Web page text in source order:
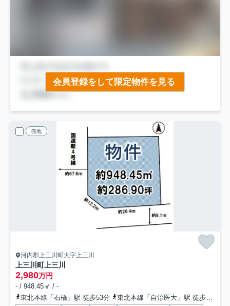
会員登録をして限定物件を見る
売地
河内郡上三川町大字上三川
上三川町上三川
2,980万円
- / 948.45㎡ / -
東北本線「石橋」駅 徒歩53分
東北本線「自治医大」駅 徒歩91分